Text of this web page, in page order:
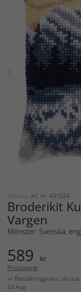
Vervaco art. nr: 431024
Broderikit
Vargen
Mönster: Svenska,
589 kr
Prishistorik
Beställningsvara,
23 Aug